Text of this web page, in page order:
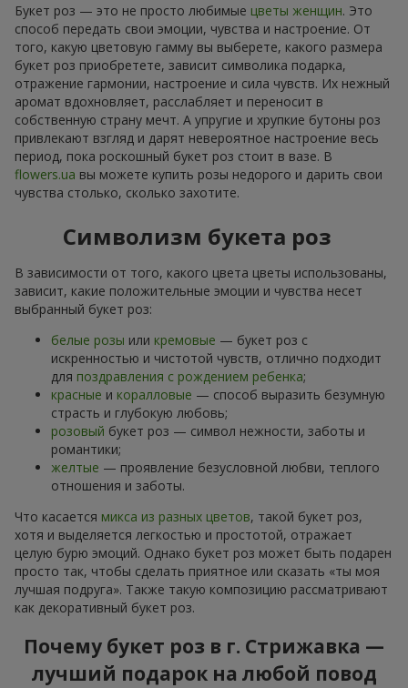
Букет роз — это не просто любимые цветы женщин. Это
способ передать свои эмоции, чувства и настроение. От
того, какую цветовую гамму вы выберете, какого размера
букет роз приобретете, зависит символика подарка,
отражение гармонии, настроение и сила чувств. Их нежный
аромат вдохновляет, расслабляет и переносит в
собственную страну мечт. А упругие и хрупкие бутоны роз
привлекают взгляд и дарят невероятное настроение весь
период, пока роскошный букет роз стоит в вазе. В
flowers.ua вы можете купить розы недорого и дарить свои
чувства столько, сколько захотите.
Символизм букета роз
В зависимости от того, какого цвета цветы использованы,
зависит, какие положительные эмоции и чувства несет
выбранный букет роз:
белые розы или кремовые — букет роз с
искренностью и чистотой чувств, отлично подходит
для поздравления с рождением ребенка;
красные и коралловые — способ выразить безумную
страсть и глубокую любовь;
розовый букет роз — символ нежности, заботы и
романтики;
желтые — проявление безусловной любви, теплого
отношения и заботы.
Что касается микса из разных цветов, такой букет роз,
хотя и выделяется легкостью и простотой, отражает
целую бурю эмоций. Однако букет роз может быть подарен
просто так, чтобы сделать приятное или сказать «ты моя
лучшая подруга». Также такую композицию рассматривают
как декоративный букет роз.
Почему букет роз в г. Стрижавка —
лучший подарок на любой повод